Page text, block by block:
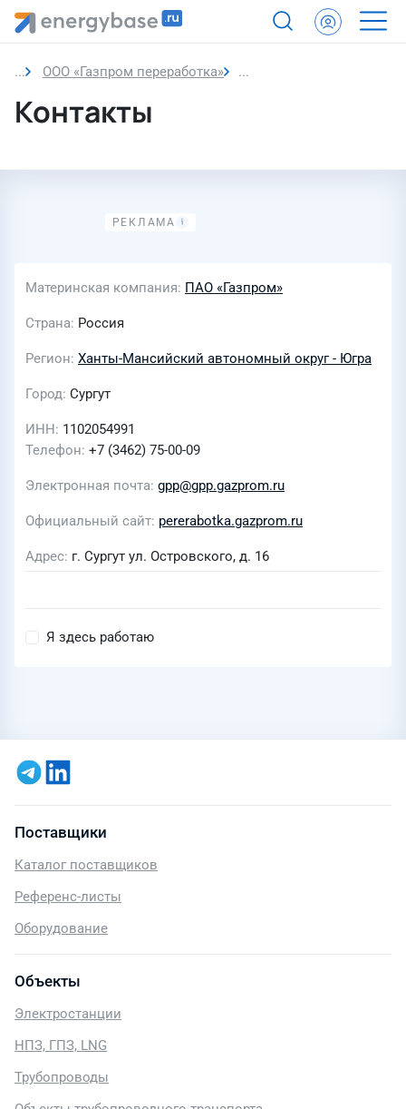
ООО «Газпром переработка» Контакты
Контакты
Материнская компания ПАО «Газпром»
Страна Россия
Регион Ханты-Мансийский автономный округ - Югра
Город Сургут
ИНН 1102054991
Телефон +7 (3462) 75-00-09
Электронная почта gpp@gpp.gazprom.ru
Официальный сайт pererabotka.gazprom.ru
Адрес г. Сургут ул. Островского, д. 16
Я здесь работаю
Поставщики
Каталог поставщиков
Референс-листы
Оборудование
Объекты
Электростанции
НПЗ, ГПЗ, LNG
Трубопроводы